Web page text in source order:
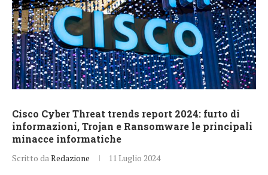
Cisco Cyber Threat trends report 2024: furto di
informazioni, Trojan e Ransomware le principali
minacce informatiche
Scritto da Redazione 11 Luglio 2024